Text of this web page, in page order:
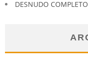
DESNUDO